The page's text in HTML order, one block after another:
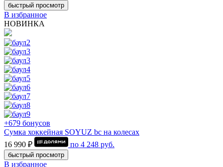
быстрый просмотр
В избранное
НОВИНКА
+679 бонусов
Сумка хоккейная SOYUZ bc на колесах
16 990 ₽
по 4 248 руб.
быстрый просмотр
В избранное